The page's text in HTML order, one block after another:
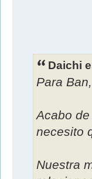
Daichi
Para Ban,
Acabo
necesito
Nuestra